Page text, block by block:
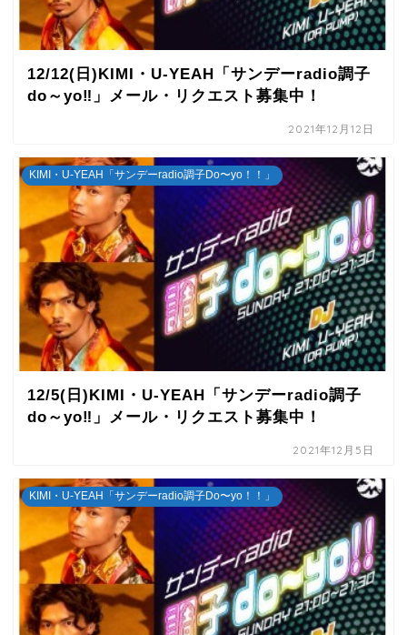
12/12(日)KIMI・U-YEAH「サンデーradio調子
do～yo‼」メール・リクエスト募集中！
2021年12月12日
KIMI・U-YEAH「サンデーradio調子Do〜yo！！」
12/5(日)KIMI・U-YEAH「サンデーradio調子
do～yo‼」メール・リクエスト募集中！
2021年12月5日
KIMI・U-YEAH「サンデーradio調子Do〜yo！！」